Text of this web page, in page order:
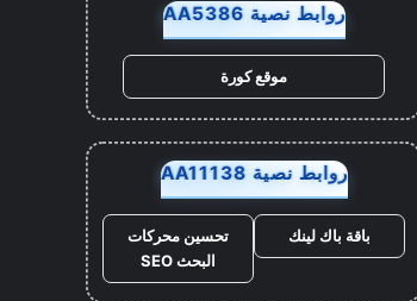
روابط نصية AA5386
موقع كورة
روابط نصية AA11138
باقة باك لينك
تحسين محركات
البحث SEO